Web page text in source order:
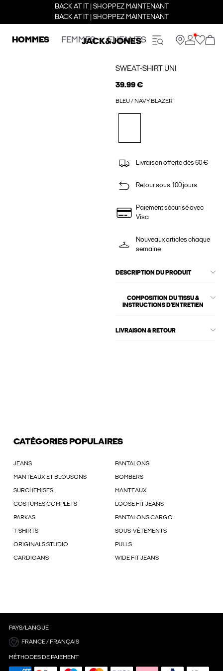
BACK AT IT | SHOPPEZ MAINTENANT
BACK AT IT | SHOPPEZ MAINTENANT
HOMMES FEMMES ENFANTS
SWEAT-SHIRT UNI
39.99 €
BLEU / NAVY BLAZER
Livraison offerte dès 60 €
Retour sous 100 jours
Paiement sécurisé avec
Visa
Nouveaux articles chaque
semaine
DESCRIPTION DU PRODUIT
COMPOSITION DU TISSU &
INSTRUCTIONS D'ENTRETIEN
LIVRAISON & RETOUR
CATÉGORIES POPULAIRES
JEANS PANTALONS
MANTEAUX ET BLOUSONS BOMBERS
SURCHEMISES MANTEAUX
COSTUMES COMPLETS LOOSE FIT JEANS
PARKAS PANTALONS CARGO
T-SHIRTS SOUS-VÊTEMENTS
ORIGINALS STUDIO PULLS
CARDIGANS WIDE FIT JEANS
PAYS/LANGUE
FRANCE / FRANÇAIS
MÉTHODES DE PAIEMENT